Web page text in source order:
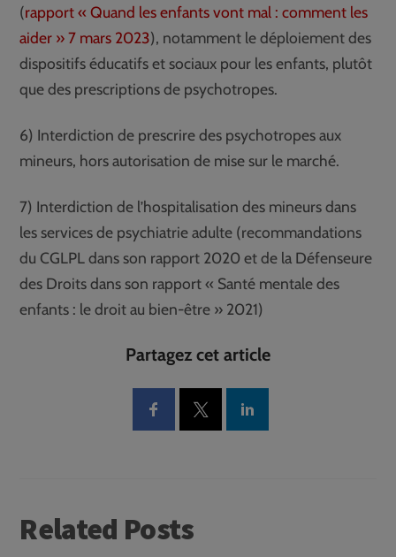
(rapport « Quand les enfants vont mal : comment les
aider » 7 mars 2023), notamment le déploiement des
dispositifs éducatifs et sociaux pour les enfants, plutôt
que des prescriptions de psychotropes.
6) Interdiction de prescrire des psychotropes aux
mineurs, hors autorisation de mise sur le marché.
7) Interdiction de l’hospitalisation des mineurs dans
les services de psychiatrie adulte (recommandations
du CGLPL dans son rapport 2020 et de la Défenseure
des Droits dans son rapport « Santé mentale des
enfants : le droit au bien-être » 2021)
Partagez cet article
Related Posts